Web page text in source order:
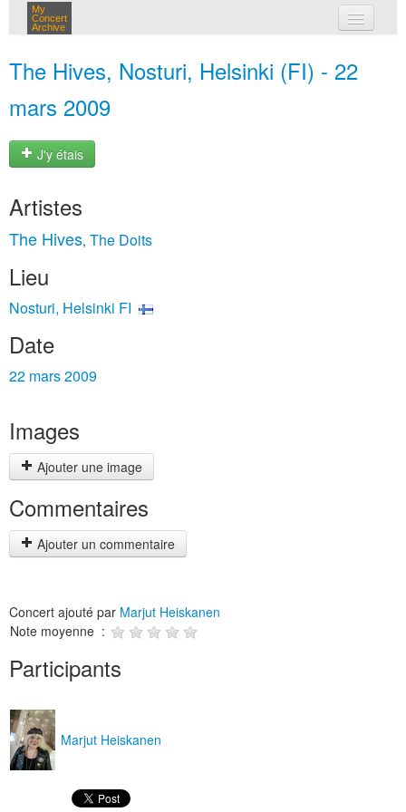
My
Concert
Archive
The Hives, Nosturi, Helsinki (FI) - 22
mars 2009
J'y étais
Artistes
The Hives, The Doits
Lieu
Nosturi, Helsinki FI
Date
22 mars 2009
Images
Ajouter une image
Commentaires
Ajouter un commentaire
Concert ajouté par Marjut Heiskanen
Note moyenne :
Participants
Marjut Heiskanen